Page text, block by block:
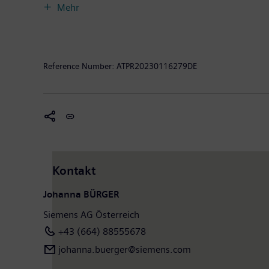
Mehr
Reference Number: ATPR20230116279DE
Kontakt
Johanna BÜRGER
Siemens AG Österreich
+43 (664) 88555678
johanna.buerger@siemens.com